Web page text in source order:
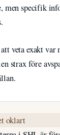
men specifik
veta exakt var
strax före
oklart